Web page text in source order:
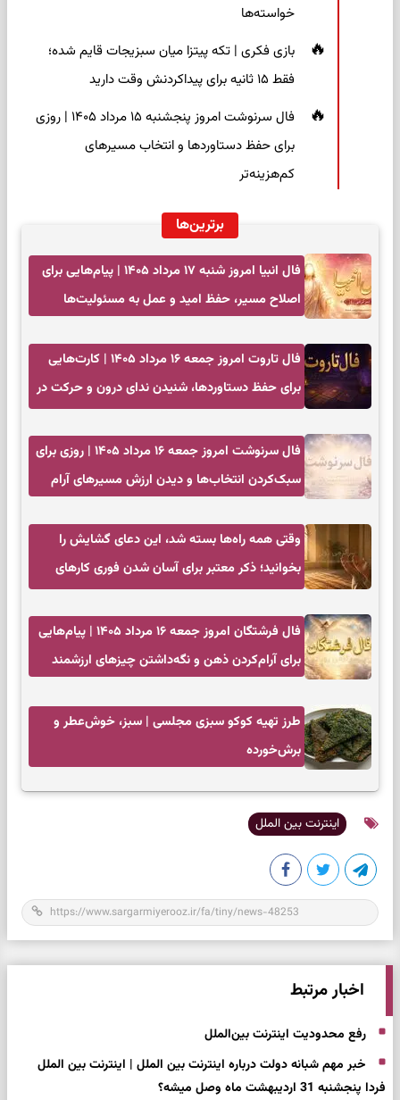
خواسته‌ها
بازی فکری | تکه پیتزا میان سبزیجات قایم شده؛
فقط ۱۵ ثانیه برای پیداکردنش وقت دارید
فال سرنوشت امروز پنجشنبه ۱۵ مرداد ۱۴۰۵ | روزی
برای حفظ دستاوردها و انتخاب مسیرهای
کم‌هزینه‌تر
برترین‌ها
فال انبیا امروز شنبه ۱۷ مرداد ۱۴۰۵ | پیام‌هایی برای
اصلاح مسیر، حفظ امید و عمل به مسئولیت‌ها
فال تاروت امروز جمعه ۱۶ مرداد ۱۴۰۵ | کارت‌هایی
برای حفظ دستاوردها، شنیدن ندای درون و حرکت در
فال سرنوشت امروز جمعه ۱۶ مرداد ۱۴۰۵ | روزی برای
سبک‌کردن انتخاب‌ها و دیدن ارزش مسیرهای آرام
وقتی همه راه‌ها بسته شد، این دعای گشایش را
بخوانید؛ ذکر معتبر برای آسان شدن فوری کارهای
فال فرشتگان امروز جمعه ۱۶ مرداد ۱۴۰۵ | پیام‌هایی
برای آرام‌کردن ذهن و نگه‌داشتن چیزهای ارزشمند
طرز تهیه کوکو سبزی مجلسی | سبز، خوش‌عطر و
برش‌خورده
اینترنت بین الملل
اخبار مرتبط
رفع محدودیت اینترنت بین‌الملل
خبر مهم شبانه دولت درباره اینترنت بین الملل | اینترنت بین الملل
فردا پنجشنبه 31 اردیبهشت ماه وصل میشه؟